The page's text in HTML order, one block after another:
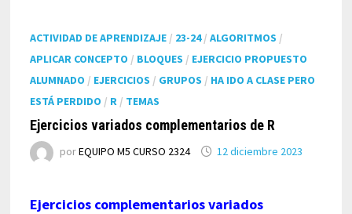
ACTIVIDAD DE APRENDIZAJE / 23-24/ALGORITMOS /
APLICAR CONCEPTO / BLOQUES / EJERCICIO PROPUESTO
ALUMNADO / EJERCICIOS / GRUPOS / HA IDO A CLASE PERO
ESTÁ PERDIDO / R / TEMAS
Ejercicios variados complementarios de R
porEQUIPO M5 CURSO 2324 12 diciembre 2023
Ejercicios complementarios variados